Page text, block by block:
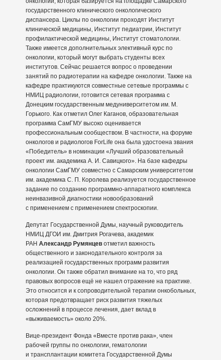
государственного клинического онкологического
диспансера. Циклы по онкологии проходят Институт
клинической медицины, Институт педиатрии, Институт
профилактической медицины, Институт стоматологии.
Также имеется дополнительных элективный курс по
онкологии, который могут выбрать студенты всех
институтов. Сейчас решается вопрос о проведении
занятий по радиотерапии на кафедре онкологии. Также на
кафедре практикуются совместные сетевые программы с
НМИЦ радиологии, готовится сетевая программа с
Донецким государственным медуниверситетом им. М.
Горького. Как отметил Олег Каганов, образовательная
программа СамГМУ высоко оценивается
профессиональным сообществом. В частности, на форуме
онкологов и радиологов ForLife она была удостоена звания
«Победитель» в номинации «Лучший образовательный
проект им. академика А. И. Савицкого». На базе кафедры
онкологии СамГМУ совместно с Самарским университетом
им. академика С. П. Королева реализуется государственное
задание по созданию программно-аппаратного комплекса
неинвазивной диагностики новообразований
с применением с применением спектроскопии.
Депутат Государственной Думы, научный руководитель
НМИЦ ДГОИ им. Дмитрия Рогачева, академик
РАН Александр Румянцевотметил важность
общественного и законодательного контроля за
реализацией государственных программ развития
онкологии. Он также обратил внимание на то, что ряд
правовых вопросов ещё не нашел отражение на практике.
Это относится и к сопроводительной терапии онкобольных,
которая предотвращает риск развития тяжелых
осложнений в процессе лечения, дает вклад в
«выживаемость» около 20%.
Вице-президент Фонда «Вместе против рака», член
рабочей группы по онкологии, гематологии
и трансплантации комитета Государственной Думы